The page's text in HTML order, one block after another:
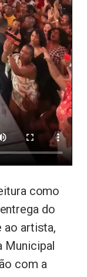
como
do
ao artista,
Municipal
com a